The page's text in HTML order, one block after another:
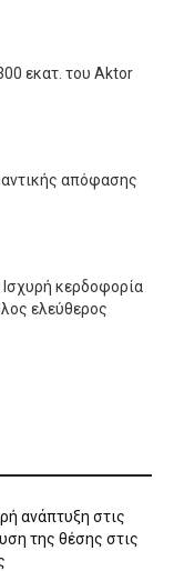
εκατ. του Aktor
απόφασης
κερδοφορία
ελεύθερος
ανάπτυξη στις
της θέσης στις